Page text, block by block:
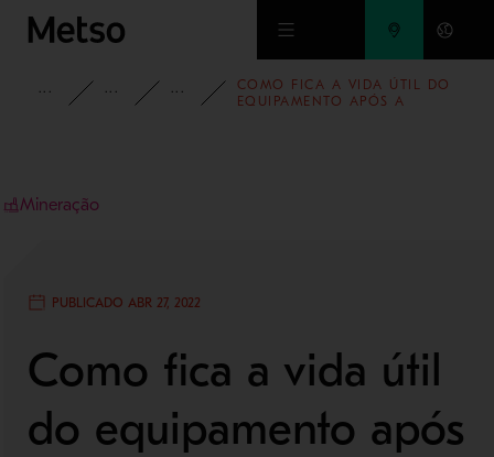
Ir para o conteúdo principal
INSIGHTSBLOG BLOG - MINERAÇÃO E REFINO DE
COMO FICA A VIDA ÚTIL DO
EQUIPAMENTO APÓS A
Mineração
PUBLICADO ABR 27, 2022
Como fica a vida útil
do equipamento após